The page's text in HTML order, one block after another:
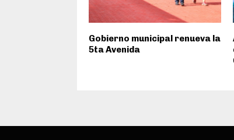
Gobierno municipal renueva la
5ta Avenida